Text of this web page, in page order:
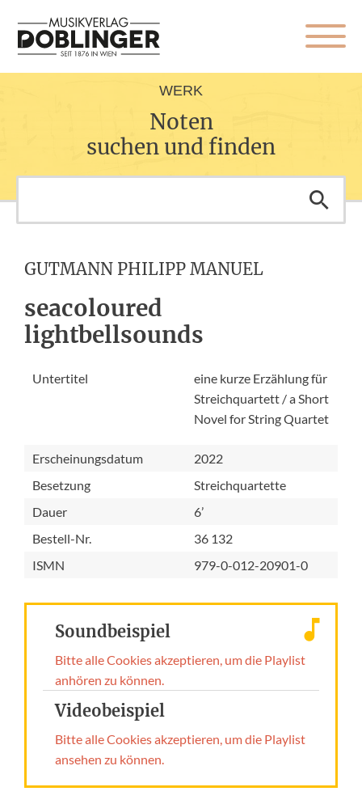
WERK
Noten
suchen und finden
GUTMANN PHILIPP MANUEL
seacoloured
lightbellsounds
Untertitel
eine kurze Erzählung für
Streichquartett / a Short
Novel for String Quartet
Erscheinungsdatum
2022
Besetzung
Streichquartette
Dauer
6’
Bestell-Nr.
36 132
ISMN
979-0-012-20901-0
Soundbeispiel
Bitte alle Cookies akzeptieren, um die Playlist
anhören zu können.
Videobeispiel
Bitte alle Cookies akzeptieren, um die Playlist
ansehen zu können.